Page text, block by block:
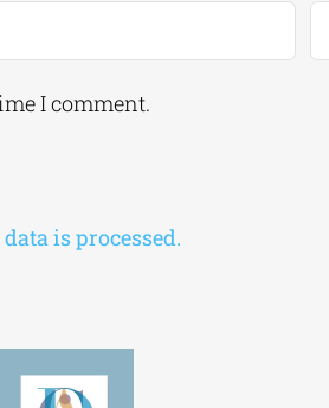
I comment.
is processed.